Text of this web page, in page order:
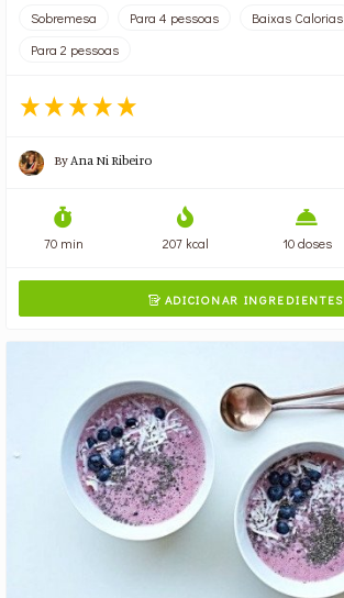
Sobremesa Para 4 pessoas Baixas Calorias
Para 2 pessoas
By Ana Ni Ribeiro
70 min 207 kcal 10 doses
ADICIONAR INGREDIENTES